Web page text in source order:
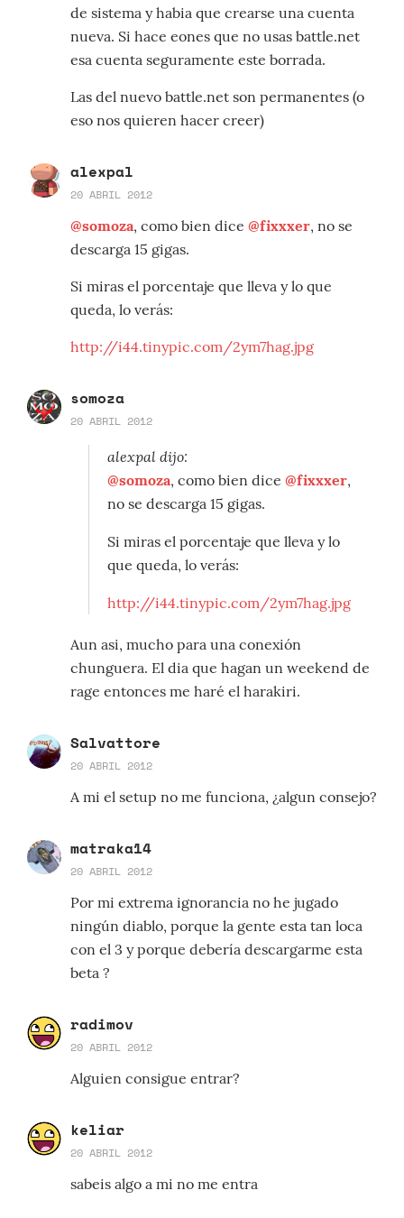
de sistema y habia que crearse una cuenta
nueva. Si hace eones que no usas battle.net
esa cuenta seguramente este borrada.
Las del nuevo battle.net son permanentes (o
eso nos quieren hacer creer)
alexpal
20 ABRIL 2012
@somoza, como bien dice @fixxxer, no se
descarga 15 gigas.
Si miras el porcentaje que lleva y lo que
queda, lo verás:
http://i44.tinypic.com/2ym7hag.jpg
somoza
20 ABRIL 2012
alexpal dijo:
@somoza, como bien dice @fixxxer,
no se descarga 15 gigas.
Si miras el porcentaje que lleva y lo
que queda, lo verás:
http://i44.tinypic.com/2ym7hag.jpg
Aun asi, mucho para una conexión
chunguera. El dia que hagan un weekend de
rage entonces me haré el harakiri.
Salvattore
20 ABRIL 2012
A mi el setup no me funciona, ¿algun consejo?
matraka14
20 ABRIL 2012
Por mi extrema ignorancia no he jugado
ningún diablo, porque la gente esta tan loca
con el 3 y porque debería descargarme esta
beta ?
radimov
20 ABRIL 2012
Alguien consigue entrar?
keliar
20 ABRIL 2012
sabeis algo a mi no me entra